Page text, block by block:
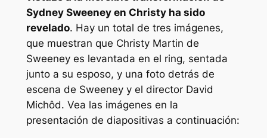
Sydney Sweeney en Christyha sido
revelado. Hay un total de tres imágenes,
que muestran que Christy Martin de
Sweeney es levantada en el ring, sentada
junto a su esposo, y una foto detrás de
escena de Sweeney y el director David
Michôd. Vea las imágenes en la
presentación de diapositivas a continuación: